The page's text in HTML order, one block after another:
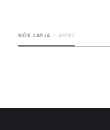
NŐK LAPJA 4 PERC